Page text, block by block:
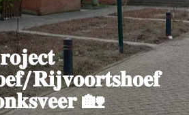
𝐑𝐢𝐣𝐯𝐨𝐨𝐫𝐭𝐬𝐡𝐨𝐞𝐟
🏡